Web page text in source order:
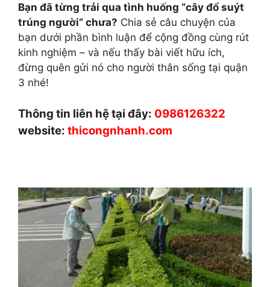
Bạn đã từng trải qua tình huống “cây đổ suýt
trúng người” chưa? Chia sẻ câu chuyện của
bạn dưới phần bình luận để cộng đồng cùng rút
kinh nghiệm – và nếu thấy bài viết hữu ích,
đừng quên gửi nó cho người thân sống tại quận
3 nhé!
Thông tin liên hệ tại đây: 0986126322
website: thicongnhanh.com